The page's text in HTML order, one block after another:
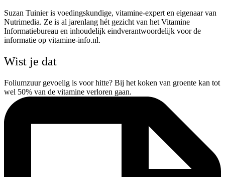
Suzan Tuinier is voedingskundige, vitamine-expert en eigenaar van
Nutrimedia. Ze is al jarenlang hét gezicht van het Vitamine
Informatiebureau en inhoudelijk eindverantwoordelijk voor de
informatie op vitamine-info.nl.
Wist je dat
Foliumzuur gevoelig is voor hitte? Bij het koken van groente kan tot
wel 50% van de vitamine verloren gaan.